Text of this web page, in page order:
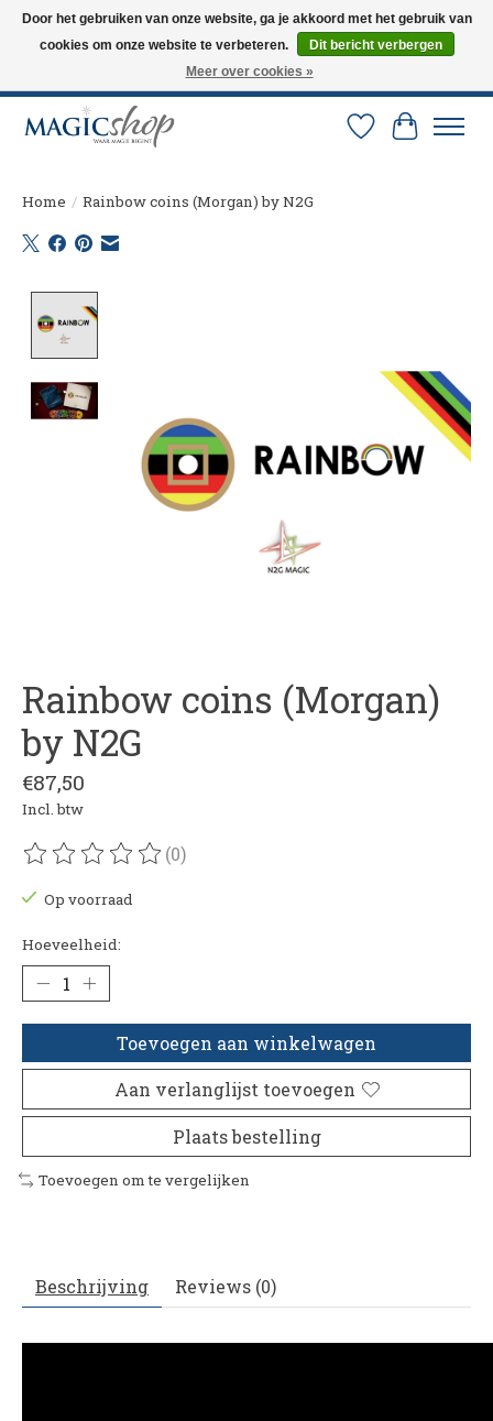
Altijd de nieuwste trucs op voorraad. Snelle verzending via PostNL en DHL.
Langskomen in onze winkel? Bel of mail om een afspraak te maken. 0251-
Verlanglijst
Home / Rainbow coins (Morgan) by N2G
Rainbow coins (Morgan)
by N2G
€87,50
Incl. btw
De beoordeling van dit product is
(0)
Op voorraad
Hoeveelheid:
Toevoegen aan winkelwagen
Aan verlanglijst toevoegen
Plaats bestelling
Toevoegen om te vergelijken
Beschrijving Reviews (0)
Door het gebruiken van onze website, ga je akkoord met het gebruik van
cookies om onze website te verbeteren.
Dit bericht verbergen
Meer over cookies »